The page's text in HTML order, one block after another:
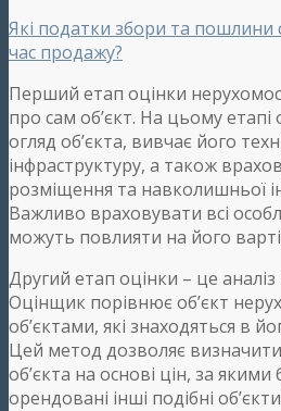
Які податки збори та пошлини
час продажу?
Перший етап оцінки
про сам об’єкт. На цьому
огляд об’єкта, вивчає його
інфраструктуру, а також
розміщення та навколишньої
Важливо враховувати всі
можуть повлияти на його
Другий етап оцінки – це
Оцінщик порівнює об’єкт
об’єктами, які знаходяться в
Цей метод дозволяє
об’єкта на основі цін, за
орендовані інші подібні